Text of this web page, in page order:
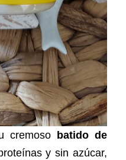
cremoso
batido de
y sin azúcar,